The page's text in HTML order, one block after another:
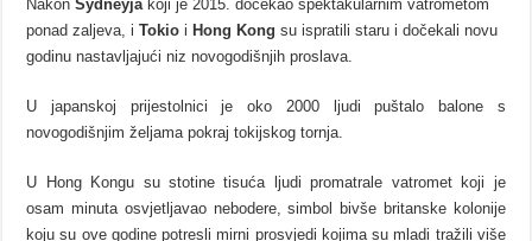
NakonSydneyjakoji je 2015. dočekao spektakularnim vatrometom
ponad zaljeva, iTokio i Hong Kongsu ispratili staru i dočekali novu
godinu nastavljajući niz novogodišnjih proslava.
U japanskoj prijestolnici je oko 2000 ljudi puštalo balone s
novogodišnjim željama pokraj tokijskog tornja.
U Hong Kongu su stotine tisuća ljudi promatrale vatromet koji je
osam minuta osvjetljavao nebodere, simbol bivše britanske kolonije
koju su ove godine potresli mirni prosvjedi kojima su mladi tražili više